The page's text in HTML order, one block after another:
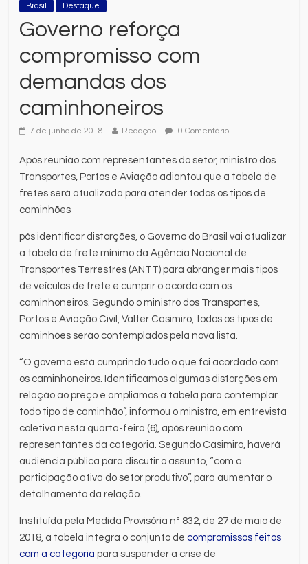
Brasil Destaque
Governo reforça
compromisso com
demandas dos
caminhoneiros
7 de junho de 2018 Redação 0 Comentário
Após reunião com representantes do setor, ministro dos
Transportes, Portos e Aviação adiantou que a tabela de
fretes será atualizada para atender todos os tipos de
caminhões
pós identificar distorções, o Governo do Brasil vai atualizar
a tabela de frete mínimo da Agência Nacional de
Transportes Terrestres (ANTT) para abranger mais tipos
de veículos de frete e cumprir o acordo com os
caminhoneiros. Segundo o ministro dos Transportes,
Portos e Aviação Civil, Valter Casimiro, todos os tipos de
caminhões serão contemplados pela nova lista.
“O governo está cumprindo tudo o que foi acordado com
os caminhoneiros. Identificamos algumas distorções em
relação ao preço e ampliamos a tabela para contemplar
todo tipo de caminhão”, informou o ministro, em entrevista
coletiva nesta quarta-feira (6), após reunião com
representantes da categoria. Segundo Casimiro, haverá
audiência pública para discutir o assunto, “com a
participação ativa do setor produtivo”, para aumentar o
detalhamento da relação.
Instituída pela Medida Provisória nº 832, de 27 de maio de
2018, a tabela integra o conjunto decompromissos feitos
com a categoria para suspender a crise de